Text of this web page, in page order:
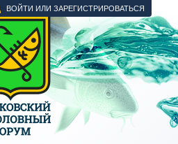
ВОЙТИ ИЛИ ЗАРЕГИСТРИРОВАТЬСЯ